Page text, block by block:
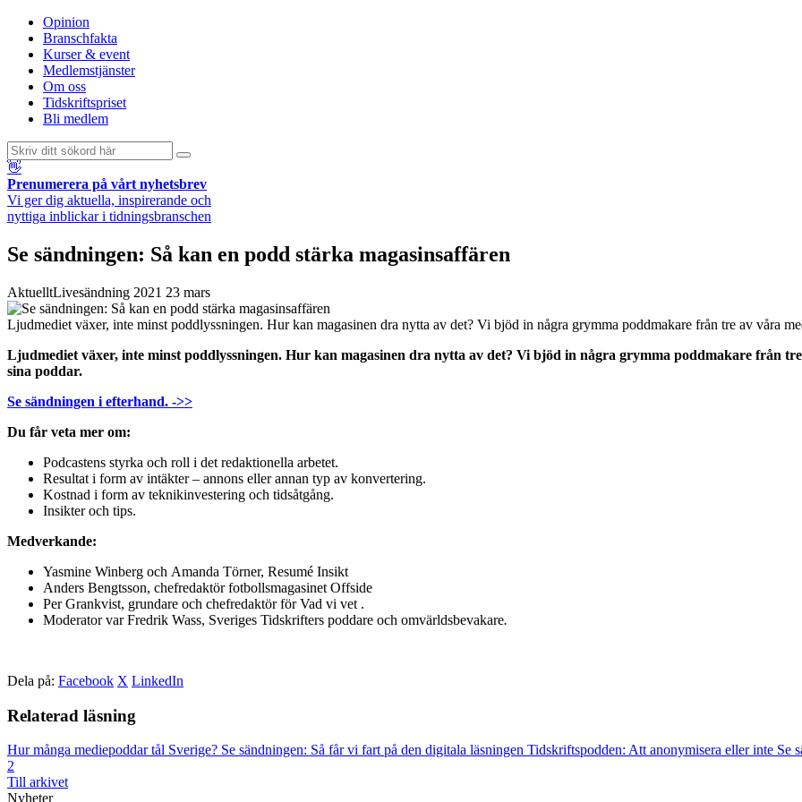
Opinion
Branschfakta
Kurser & event
Medlemstjänster
Om oss
Tidskriftspriset
Bli medlem
👋
Prenumerera på vårt nyhetsbrev
Vi ger dig aktuella, inspirerande och
nyttiga inblickar i tidningsbranschen
Se sändningen: Så kan en podd stärka magasinsaffären
AktuelltLivesändning 2021 23 mars
Ljudmediet växer, inte minst poddlyssningen. Hur kan magasinen dra nytta av det? Vi bjöd in några grymma poddmakare från tre av våra
Ljudmediet växer, inte minst poddlyssningen. Hur kan magasinen dra nytta av det? Vi bjöd in några grymma poddmakare från
sina poddar.
Se sändningen i efterhand. ->>
Du får veta mer om:
Podcastens styrka och roll i det redaktionella arbetet.
Resultat i form av intäkter – annons eller annan typ av konvertering.
Kostnad i form av teknikinvestering och tidsåtgång.
Insikter och tips.
Medverkande:
Yasmine Winberg och Amanda Törner, Resumé Insikt
Anders Bengtsson, chefredaktör fotbollsmagasinet Offside
Per Grankvist, grundare och chefredaktör för Vad vi vet .
Moderator var Fredrik Wass, Sveriges Tidskrifters poddare och omvärldsbevakare.
Dela på: Facebook X LinkedIn
Relaterad läsning
Hur många mediepoddar tål Sverige? Se sändningen: Så får vi fart på den digitala läsningen Tidskriftspodden: Att anonymisera eller inte Se
2
Till arkivet
Nyheter